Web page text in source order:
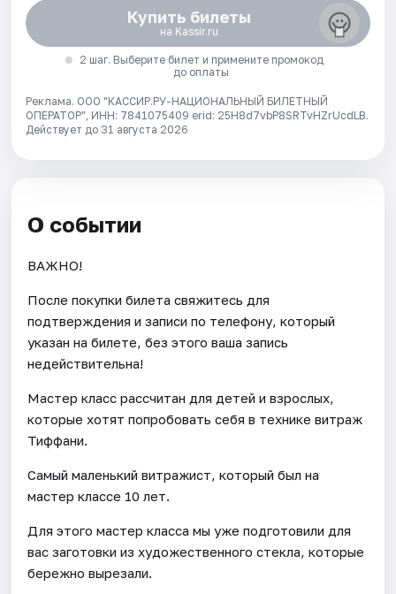
Купить билеты
на Kassir.ru
2 шаг. Выберите билет и примените промокод
до оплаты
Реклама. ООО "КАССИР.РУ-НАЦИОНАЛЬНЫЙ БИЛЕТНЫЙ
ОПЕРАТОР", ИНН: 7841075409 erid: 25H8d7vbP8SRTvHZrUcdLB.
Действует до 31 августа 2026
О событии
ВАЖНО!
После покупки билета свяжитесь для
подтверждения и записи по телефону, который
указан на билете, без этого ваша запись
недействительна!
Мастер класс рассчитан для детей и взрослых,
которые хотят попробовать себя в технике витраж
Тиффани.
Самый маленький витражист, который был на
мастер классе 10 лет.
Для этого мастер класса мы уже подготовили для
вас заготовки из художественного стекла, которые
бережно вырезали.